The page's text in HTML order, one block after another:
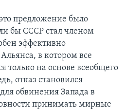
предложение было
бы СССР стал членом
эффективно
в котором все
на основе всеобщего
отказ становился
обвинения Запада в
принимать мирные